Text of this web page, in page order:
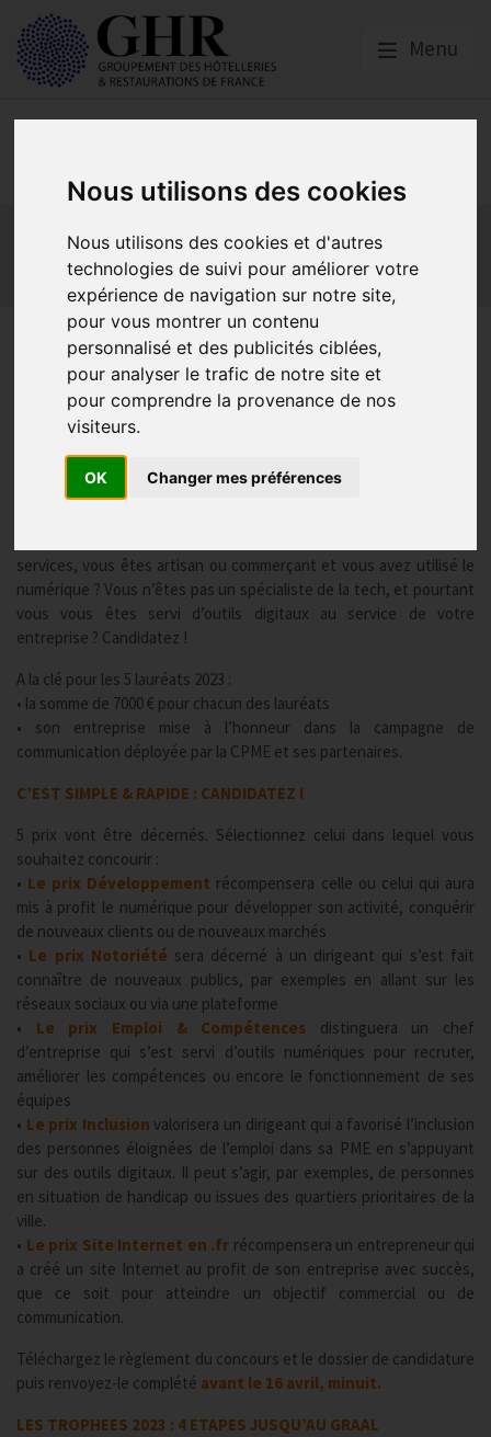
Nous utilisons des cookies
Nous utilisons des cookies et d'autres
technologies de suivi pour améliorer votre
expérience de navigation sur notre site,
pour vous montrer un contenu
personnalisé et des publicités ciblées,
pour analyser le trafic de notre site et
pour comprendre la provenance de nos
visiteurs.
OK Changer mes préférences
Menu
Economie collaborative
Innovation et digitalisation
Mon Parc Num
Informatique
Candidatez aux Trophées
numériques CPME 2023 !
Actualités
14/04/2023
services, vous êtes artisan ou commerçant et vous avez utilisé le
numérique ? Vous n’êtes pas un spécialiste de la tech, et pourtant
vous vous êtes servi d’outils digitaux au service de votre
entreprise ? Candidatez !
A la clé pour les 5 lauréats 2023 :
• la somme de 7000 € pour chacun des lauréats
• son entreprise mise à l’honneur dans la campagne de
communication déployée par la CPME et ses partenaires.
C’EST SIMPLE & RAPIDE : CANDIDATEZ !
5 prix vont être décernés. Sélectionnez celui dans lequel vous
souhaitez concourir :
• Le prix Développement récompensera celle ou celui qui aura
mis à profit le numérique pour développer son activité, conquérir
de nouveaux clients ou de nouveaux marchés
• Le prix Notoriété sera décerné à un dirigeant qui s’est fait
connaître de nouveaux publics, par exemples en allant sur les
réseaux sociaux ou via une plateforme
• Le prix Emploi & Compétences distinguera un chef
d’entreprise qui s’est servi d’outils numériques pour recruter,
améliorer les compétences ou encore le fonctionnement de ses
équipes
• Le prix Inclusion valorisera un dirigeant qui a favorisé l’inclusion
des personnes éloignées de l’emploi dans sa PME en s’appuyant
sur des outils digitaux. Il peut s’agir, par exemples, de personnes
en situation de handicap ou issues des quartiers prioritaires de la
ville.
• Le prix Site Internet en .fr récompensera un entrepreneur qui
a créé un site Internet au profit de son entreprise avec succès,
que ce soit pour atteindre un objectif commercial ou de
communication.
Téléchargez le règlement du concours et le dossier de candidature
puis renvoyez-le complété avant le 16 avril, minuit.
LES TROPHEES 2023 : 4 ETAPES JUSQU’AU GRAAL